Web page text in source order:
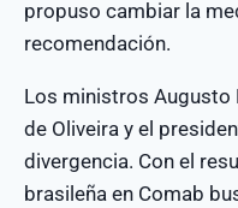
propuso cambiar la
recomendación.
Los ministros Augusto
de Oliveira y el
divergencia. Con el
brasileña en Comab